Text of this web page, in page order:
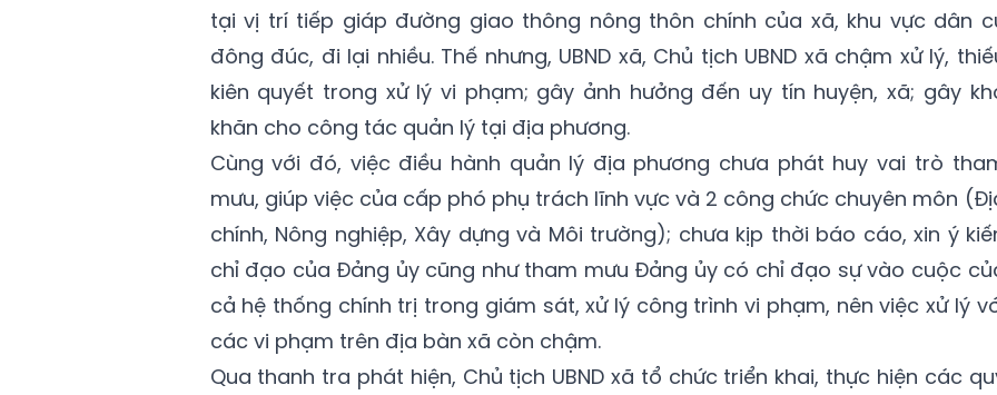
tại vị trí tiếp giáp đường giao thông nông thôn chính của xã, khu vực dân
đông đúc, đi lại nhiều. Thế nhưng, UBND xã, Chủ tịch UBND xã chậm xử lý,
kiên quyết trong xử lý vi phạm; gây ảnh hưởng đến uy tín huyện, xã; gây
khăn cho công tác quản lý tại địa phương.
Cùng với đó, việc điều hành quản lý địa phương chưa phát huy vai trò
mưu, giúp việc của cấp phó phụ trách lĩnh vực và 2 công chức chuyên môn
chính, Nông nghiệp, Xây dựng và Môi trường); chưa kịp thời báo cáo, xin ý
chỉ đạo của Đảng ủy cũng như tham mưu Đảng ủy có chỉ đạo sự vào cuộc
cả hệ thống chính trị trong giám sát, xử lý công trình vi phạm, nên việc xử lý
các vi phạm trên địa bàn xã còn chậm.
Qua thanh tra phát hiện, Chủ tịch UBND xã tổ chức triển khai, thực hiện các